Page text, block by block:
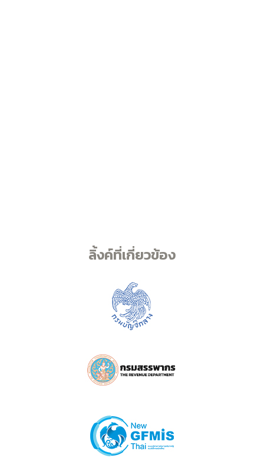
ลิ้งค์ที่เกี่ยวข้อง